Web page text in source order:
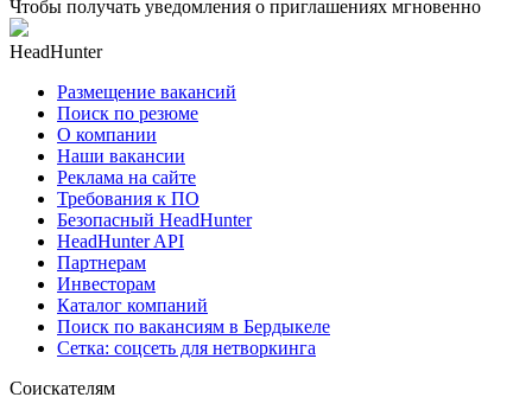
Чтобы получать уведомления о приглашениях мгновенно
HeadHunter
Размещение вакансий
Поиск по резюме
О компании
Наши вакансии
Реклама на сайте
Требования к ПО
Безопасный HeadHunter
HeadHunter API
Партнерам
Инвесторам
Каталог компаний
Поиск по вакансиям в Бердыкеле
Сетка: соцсеть для нетворкинга
Соискателям